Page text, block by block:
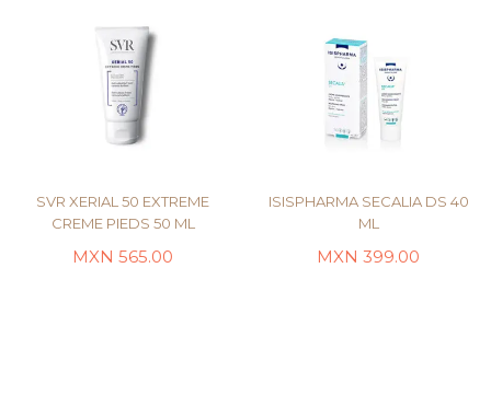
ISISPHARMA SECALIA DS 40
ML
399.00
SVR XERIAL 50 EXTREME
CREME PIEDS 50 ML
565.00